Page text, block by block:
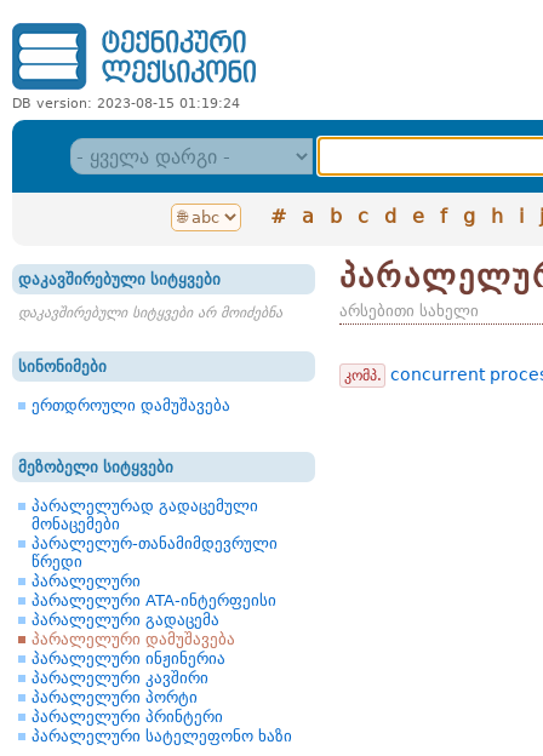
DB version: 2023-08-15 01:19:24
# a b c d e f g h i j
დაკავშირებული სიტყვები
დაკავშირებული სიტყვები არ მოიძებნა
სინონიმები
ერთდროული დამუშავება
მეზობელი სიტყვები
პარალელურად გადაცემული
მონაცემები
პარალელურ-თანამიმდევრული
წრედი
პარალელური
პარალელური ATA-ინტერფეისი
პარალელური გადაცემა
პარალელური დამუშავება
პარალელური ინჟინერია
პარალელური კავშირი
პარალელური პორტი
პარალელური პრინტერი
პარალელური სატელეფონო ხაზი
არსებითი სახელი
კომპ. concurrent